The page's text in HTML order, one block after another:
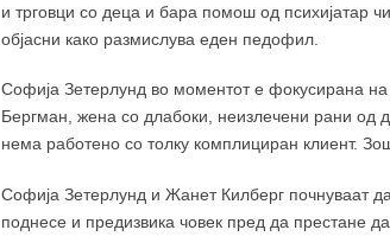
и трговци со деца и бара помош од психијатар
објасни како размислува еден педофил.
Софија Зетерлунд во моментот е фокусирана
Бергман, жена со длабоки, неизлечени рани од
нема работено со толку комплициран клиент.
Софија Зетерлунд и Жанет Килберг почнуваат
поднесе и предизвика човек пред да престане